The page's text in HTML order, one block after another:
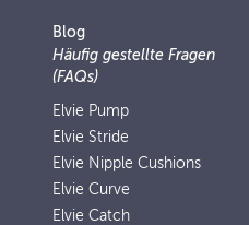
Blog
Häufig gestellte Fragen
(FAQs)
Elvie Pump
Elvie Stride
Elvie Nipple Cushions
Elvie Curve
Elvie Catch